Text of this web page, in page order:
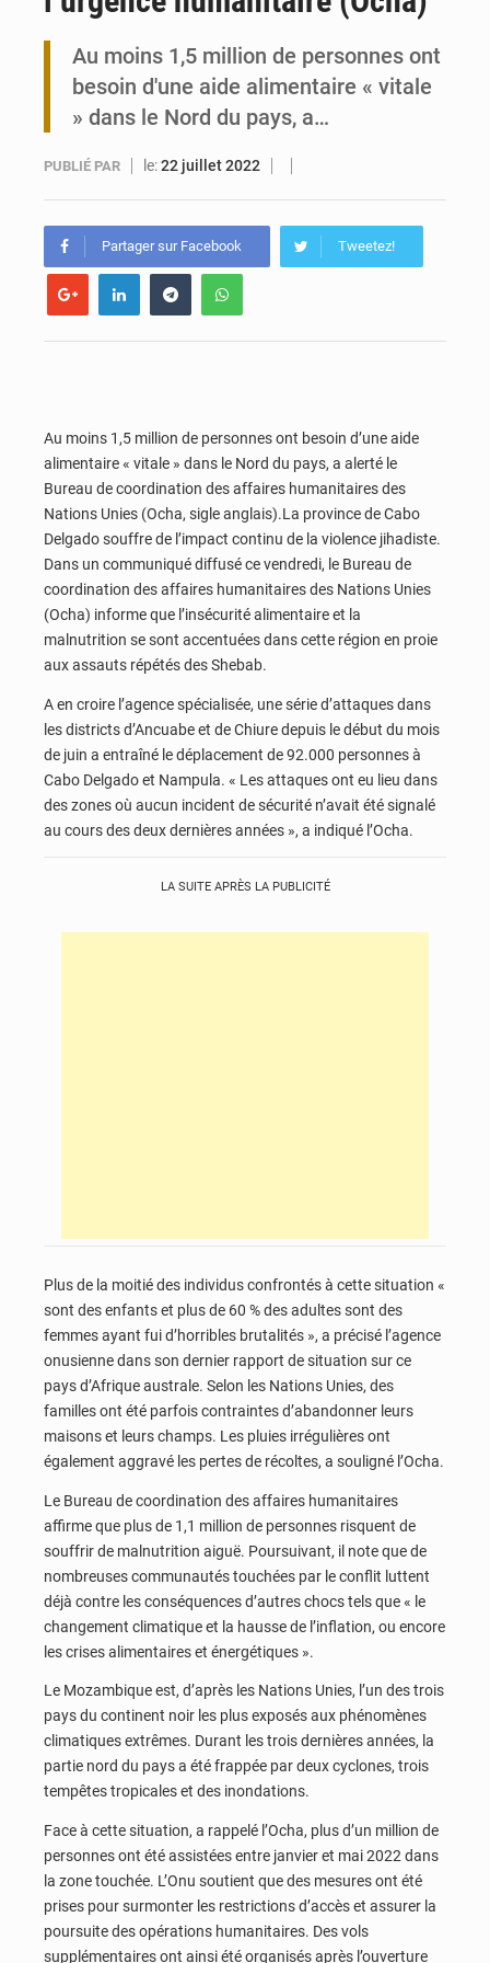
Maurice : Démission de la ministre Véronique Leu-Govind
Au moins 1,5 million de personnes ont
besoin d'une aide alimentaire « vitale
» dans le Nord du pays, a…
PUBLIÉ PAR le:22 juillet 2022
Partager sur Facebook Tweetez!
Au moins 1,5 million de personnes ont besoin d’une aide
alimentaire « vitale » dans le Nord du pays, a alerté le
Bureau de coordination des affaires humanitaires des
Nations Unies (Ocha, sigle anglais).La province de Cabo
Delgado souffre de l’impact continu de la violence jihadiste.
Dans un communiqué diffusé ce vendredi, le Bureau de
coordination des affaires humanitaires des Nations Unies
(Ocha) informe que l’insécurité alimentaire et la
malnutrition se sont accentuées dans cette région en proie
aux assauts répétés des Shebab.
A en croire l’agence spécialisée, une série d’attaques dans
les districts d’Ancuabe et de Chiure depuis le début du mois
de juin a entraîné le déplacement de 92.000 personnes à
Cabo Delgado et Nampula. « Les attaques ont eu lieu dans
des zones où aucun incident de sécurité n’avait été signalé
au cours des deux dernières années », a indiqué l’Ocha.
LA SUITE APRÈS LA PUBLICITÉ
Plus de la moitié des individus confrontés à cette situation «
sont des enfants et plus de 60 % des adultes sont des
femmes ayant fui d’horribles brutalités », a précisé l’agence
onusienne dans son dernier rapport de situation sur ce
pays d’Afrique australe. Selon les Nations Unies, des
familles ont été parfois contraintes d’abandonner leurs
maisons et leurs champs. Les pluies irrégulières ont
également aggravé les pertes de récoltes, a souligné l’Ocha.
Le Bureau de coordination des affaires humanitaires
affirme que plus de 1,1 million de personnes risquent de
souffrir de malnutrition aiguë. Poursuivant, il note que de
nombreuses communautés touchées par le conflit luttent
déjà contre les conséquences d’autres chocs tels que « le
changement climatique et la hausse de l’inflation, ou encore
les crises alimentaires et énergétiques ».
Le Mozambique est, d’après les Nations Unies, l’un des trois
pays du continent noir les plus exposés aux phénomènes
climatiques extrêmes. Durant les trois dernières années, la
partie nord du pays a été frappée par deux cyclones, trois
tempêtes tropicales et des inondations.
Face à cette situation, a rappelé l’Ocha, plus d’un million de
personnes ont été assistées entre janvier et mai 2022 dans
la zone touchée. L’Onu soutient que des mesures ont été
prises pour surmonter les restrictions d’accès et assurer la
poursuite des opérations humanitaires. Des vols
supplémentaires ont ainsi été organisés après l’ouverture